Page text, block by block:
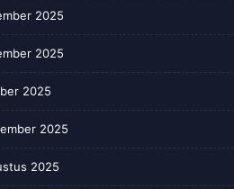
2025
2025
2025
2025
2025